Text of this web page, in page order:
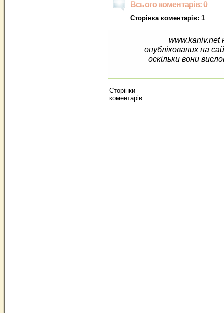
Всього коментарів: 0
Сторінка коментарів: 1
www.kaniv.net
опублікованих на
оскільки вони
Сторінки
коментарів: